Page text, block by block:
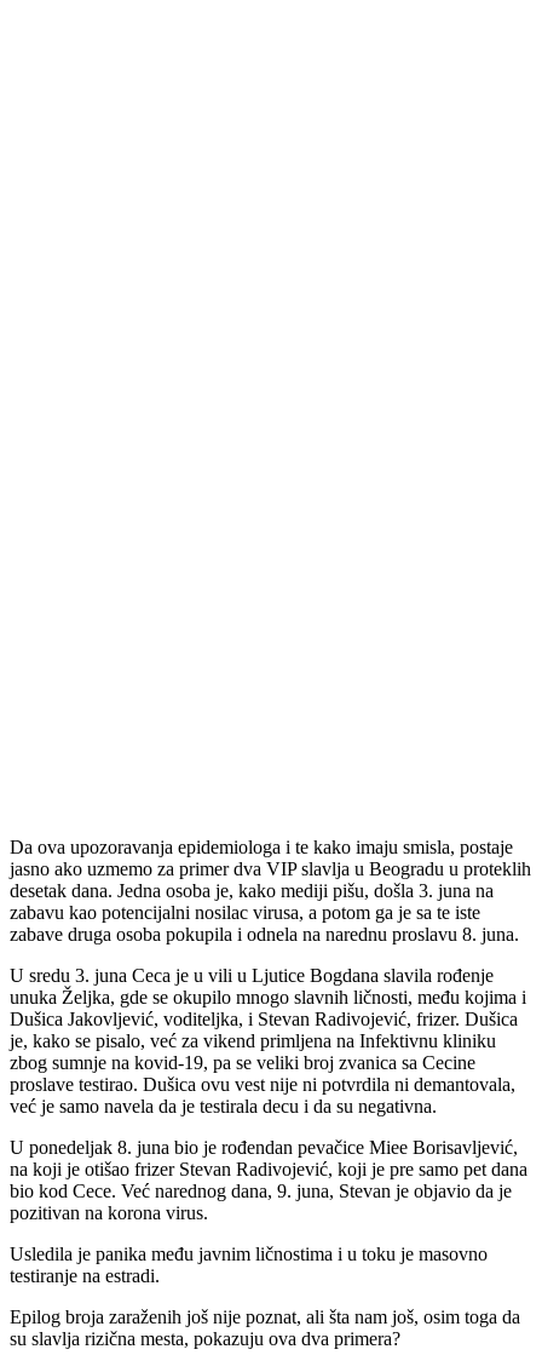
Da ova upozoravanja epidemiologa i te kako imaju smisla, postaje
jasno ako uzmemo za primer dva VIP slavlja u Beogradu u proteklih
desetak dana. Jedna osoba je, kako mediji pišu, došla 3. juna na
zabavu kao potencijalni nosilac virusa, a potom ga je sa te iste
zabave druga osoba pokupila i odnela na narednu proslavu 8. juna.
U sredu 3. juna Ceca je u vili u Ljutice Bogdana slavila rođenje
unuka Željka, gde se okupilo mnogo slavnih ličnosti, među kojima i
Dušica Jakovljević, voditeljka, i Stevan Radivojević, frizer. Dušica
je, kako se pisalo, već za vikend primljena na Infektivnu kliniku
zbog sumnje na kovid-19, pa se veliki broj zvanica sa Cecine
proslave testirao. Dušica ovu vest nije ni potvrdila ni demantovala,
već je samo navela da je testirala decu i da su negativna.
U ponedeljak 8. juna bio je rođendan pevačice Miee Borisavljević,
na koji je otišao frizer Stevan Radivojević, koji je pre samo pet dana
bio kod Cece. Već narednog dana, 9. juna, Stevan je objavio da je
pozitivan na korona virus.
Usledila je panika među javnim ličnostima i u toku je masovno
testiranje na estradi.
Epilog broja zaraženih još nije poznat, ali šta nam još, osim toga da
su slavlja rizična mesta, pokazuju ova dva primera?